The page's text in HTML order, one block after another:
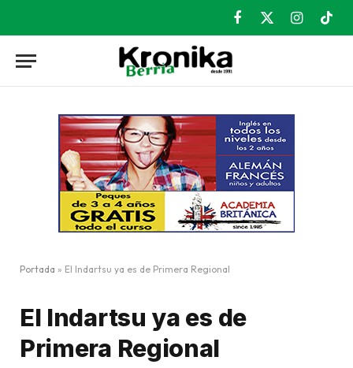
Facebook
X
Instagram
Portada » El Indartsu ya es de Primera Regional
El Indartsu ya es de
Primera Regional